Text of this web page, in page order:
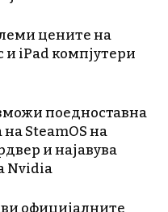
цените на
и iPad компјутери
поедноставна
SteamOS на
и најавува
Nvidia
официјалните